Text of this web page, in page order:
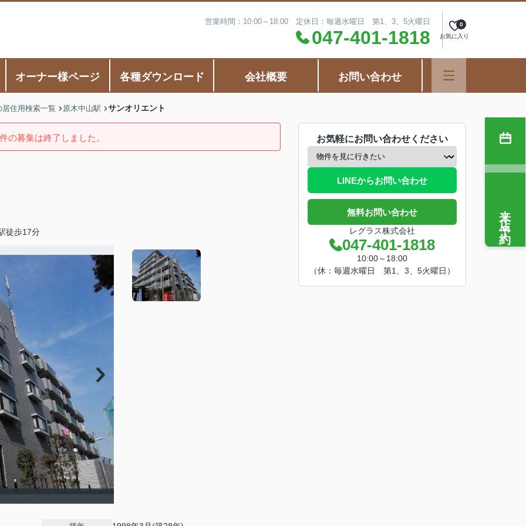
営業時間：10:00～18:00 定休日：毎週水曜日 第1、3、5火曜日
047-401-1818 お気に入り
0
オーナー様ページ 各種ダウンロード 会社概要 お問い合わせ
居住用検索一覧 原木中山駅 サンオリエント
の募集は終了しました。
徒歩17分
お気軽にお問い合わせください
LINEからお問い合わせ
無料お問い合わせ
レグラス株式会社
047-401-1818
10:00～18:00
（休：毎週水曜日 第1、3、5火曜日）
来店予約